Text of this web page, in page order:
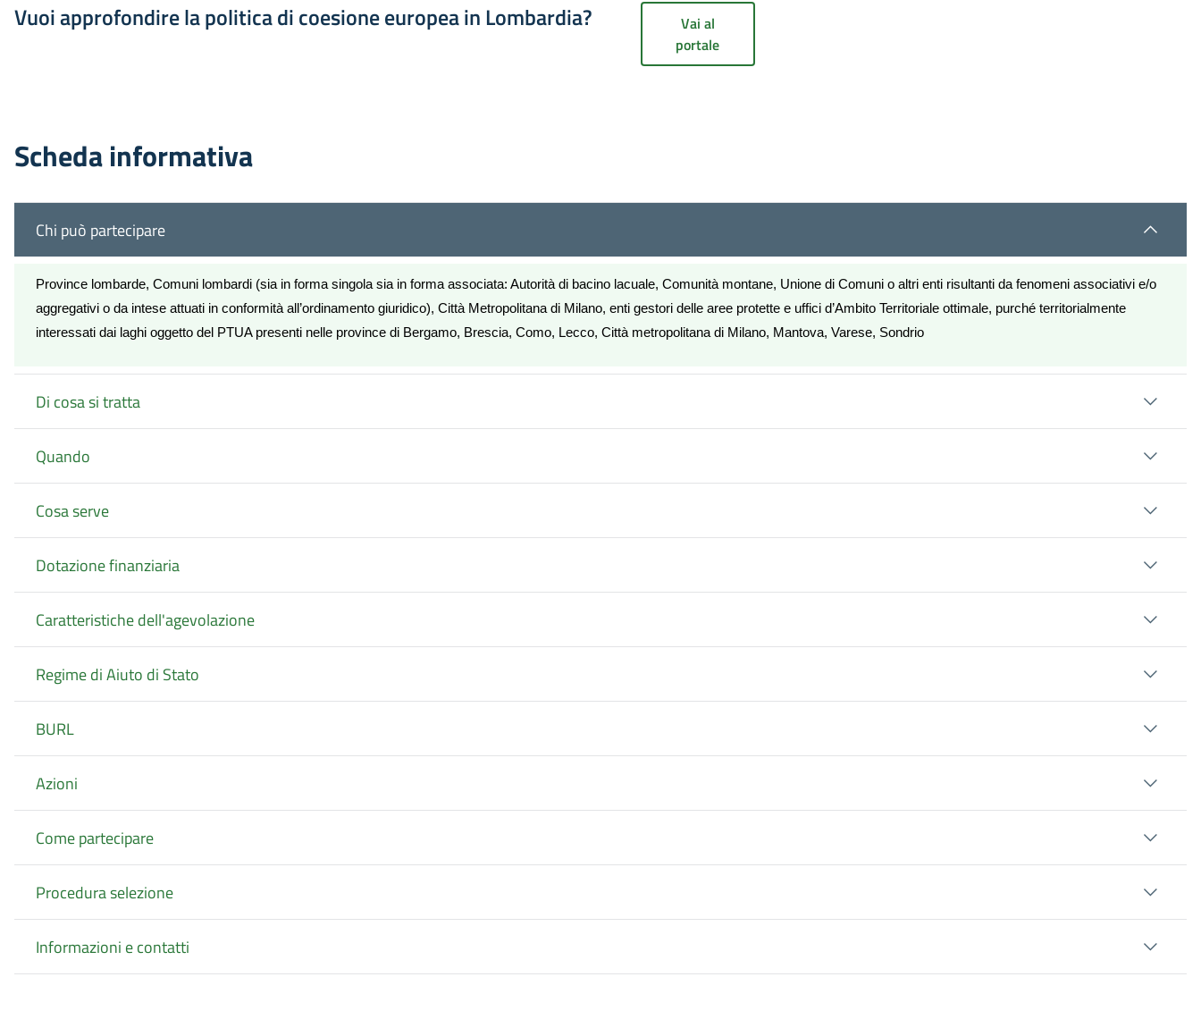
Vuoi approfondire la politica di coesione europea in Lombardia?
Vai al
portale
Scheda informativa
Chi può partecipare
Province lombarde, Comuni lombardi (sia in forma singola sia in forma associata: Autorità di bacino lacuale, Comunità montane, Unione di Comuni o altri enti risultanti da fenomeni associativi e/o
aggregativi o da intese attuati in conformità all’ordinamento giuridico), Città Metropolitana di Milano, enti gestori delle aree protette e uffici d’Ambito Territoriale ottimale, purché territorialmente
interessati dai laghi oggetto del PTUA presenti nelle province di Bergamo, Brescia, Como, Lecco, Città metropolitana di Milano, Mantova, Varese, Sondrio
Di cosa si tratta
Quando
Cosa serve
Dotazione finanziaria
Caratteristiche dell'agevolazione
Regime di Aiuto di Stato
BURL
Azioni
Come partecipare
Procedura selezione
Informazioni e contatti